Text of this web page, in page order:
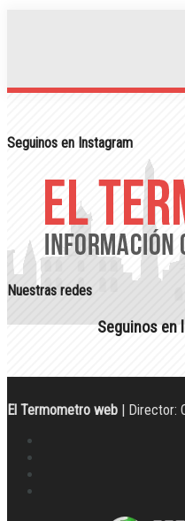
Seguinos en Instagram
Nuestras redes
Seguinos en
El Termometro web | Director: